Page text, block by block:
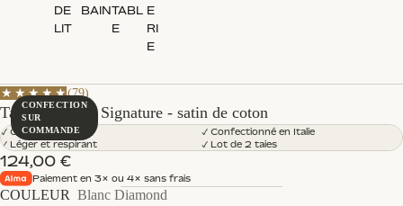
DE
LIT
BAINTABL
E
E
RI
E
CONFECTION
SUR
COMMANDE
★ ★★★★(79)
Taies d'oreiller Signature - satin de coton
✓ Coton Egyptien
✓ Léger et respirant
✓ Confectionné en Italie
✓ Lot de 2 taies
124,00 €
Paiement en 3× ou 4× sans frais
COULEUR Blanc Diamond